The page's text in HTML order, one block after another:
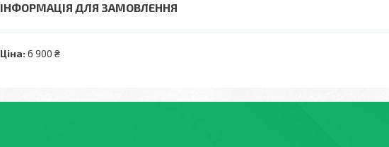
ІНФОРМАЦІЯ ДЛЯ ЗАМОВЛЕННЯ
Ціна: 6 900 ₴